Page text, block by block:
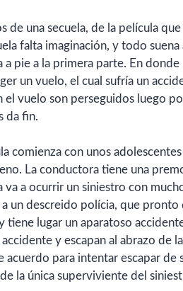
de una secuela, de la película
falta imaginación, y todo suena
a pie a la primera parte. En
un vuelo, el cual sufría un
el vuelo son perseguidos luego
da fin.
comienza con unos
La conductora tiene una
va a ocurrir un siniestro con
un descreido polícia, que
tiene lugar un aparatoso
y escapan al abrazo de
acuerdo para intentar escapar de
de la única superviviente del